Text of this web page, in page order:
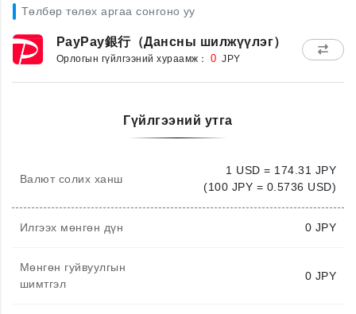
Төлбөр төлөх аргаа сонгоно уу
PayPay銀行（Дансны шилжүүлэг）
Орлогын гүйлгээний хураамж： 0 JPY
Гүйлгээний утга
Валют солих ханш
1 USD = 174.31 JPY
(100 JPY = 0.5736 USD)
Илгээх мөнгөн дүн 0 JPY
Мөнгөн гуйвуулгын
шимтгэл
0 JPY